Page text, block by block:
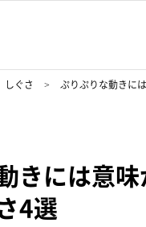
しぐさ ぷりぷりな動きに
きには意
4選